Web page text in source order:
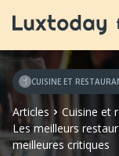
Articles
Cuisine et
Les meilleurs
meilleures critiques
CUISINE ET